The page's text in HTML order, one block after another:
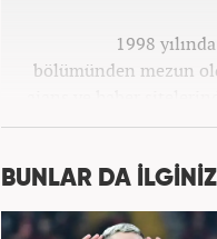
1998
bölümünden mezun
ajans ve haber
Osmanlıca ve
BUNLAR DA